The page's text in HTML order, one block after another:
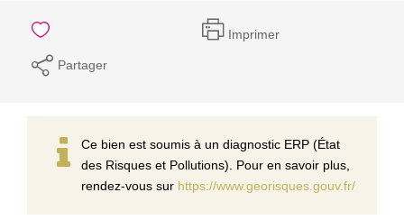
Imprimer
Partager
Ce bien est soumis à un diagnostic ERP (État
des Risques et Pollutions). Pour en savoir plus,
rendez-vous sur https://www.georisques.gouv.fr/